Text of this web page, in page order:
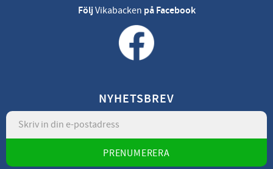
FöljVikabacken på Facebook
NYHETSBREV
PRENUMERERA